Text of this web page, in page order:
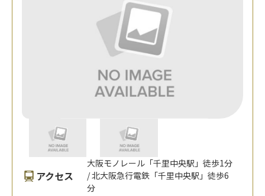
アクセス
大阪モノレール「千里中央駅」徒歩1分
/ 北大阪急行電鉄「千里中央駅」徒歩6
分